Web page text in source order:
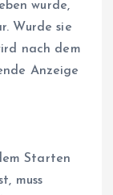
wurde,
Wurde sie
nach dem
Anzeige
Starten
muss